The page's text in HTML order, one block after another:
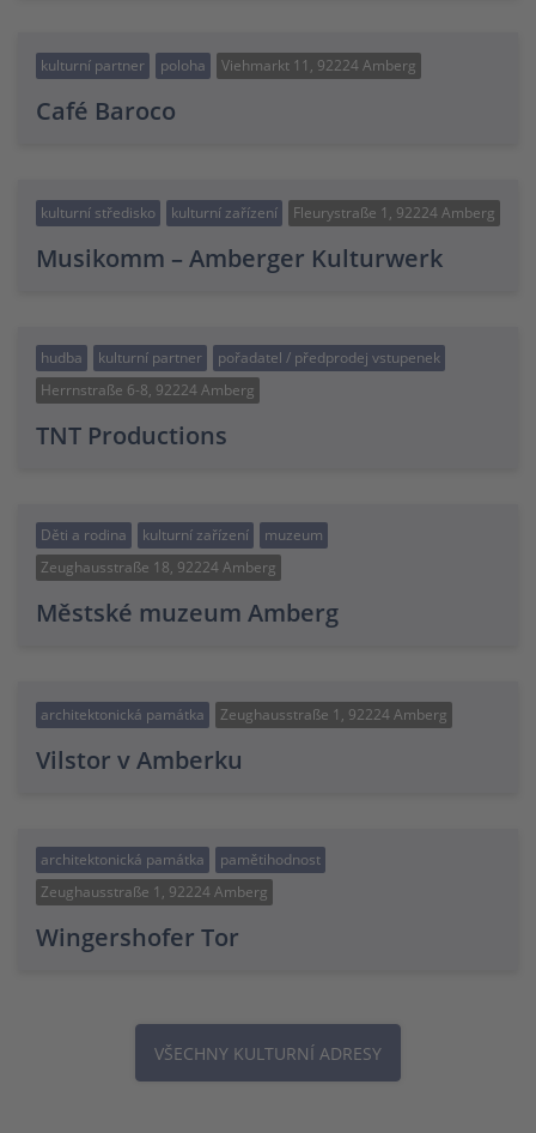
kulturní partner poloha Viehmarkt 11, 92224 Amberg
Café Baroco
kulturní středisko kulturní zařízení Fleurystraße 1, 92224 Amberg
Musikomm – Amberger Kulturwerk
hudba kulturní partner
pořadatel / předprodej vstupenek
Herrnstraße 6-8, 92224 Amberg
TNT Productions
Děti a rodina kulturní zařízení
muzeum
Zeughausstraße 18, 92224 Amberg
Městské muzeum Amberg
architektonická památka Zeughausstraße 1, 92224 Amberg
Vilstor v Amberku
architektonická památka
pamětihodnost
Zeughausstraße 1, 92224 Amberg
Wingershofer Tor
VŠECHNY KULTURNÍ ADRESY